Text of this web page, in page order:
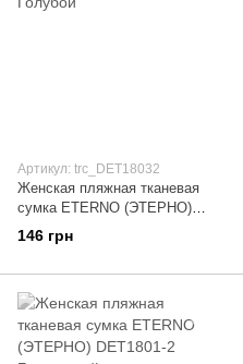
Артикул: trc_DET18032
Женская пляжная тканевая
сумка ETERNO (ЭТЕРНО)
DET1803-2 Голубой
146 грн